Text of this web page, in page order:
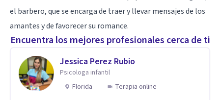
el barbero, que se encarga de traer y llevar mensajes de los
amantes y de favorecer su romance.
Encuentra los mejores profesionales cerca de ti
Jessica Perez Rubio
Psicologa infantil
Florida
Terapia online